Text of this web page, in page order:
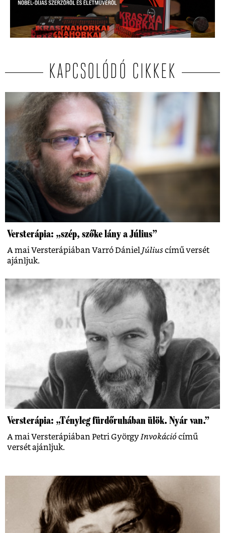
KAPCSOLÓDÓ CIKKEK
Versterápia: „szép, szőke lány a Július”
A mai Versterápiában Varró Dániel Július című versét
ajánljuk.
Versterápia: „Tényleg fürdőruhában ülök. Nyár van.”
A mai Versterápiában Petri György Invokáció című
versét ajánljuk.